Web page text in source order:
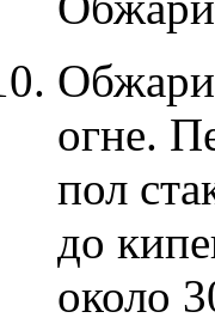
огне.
пол
до
около